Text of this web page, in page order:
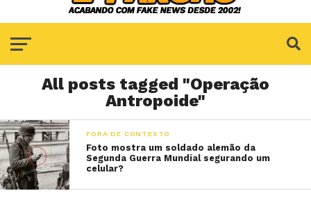
All posts tagged "Operação
Antropoide"
FORA DE CONTEXTO
Foto mostra um soldado alemão da
Segunda Guerra Mundial segurando um
celular?